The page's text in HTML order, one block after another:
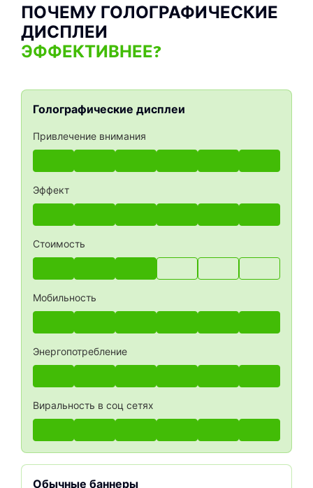
ПОЧЕМУ ГОЛОГРАФИЧЕСКИЕ
ДИСПЛЕИ
ЭФФЕКТИВНЕЕ?
Голографические дисплеи
Привлечение внимания
Эффект
Стоимость
Мобильность
Энергопотребление
Виральность в соц сетях
Обычные баннеры